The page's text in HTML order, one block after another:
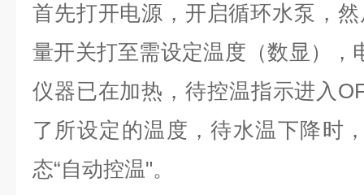
首先打开电源，开启循环水泵，
量开关打至需设定温度（数显），
仪器已在加热，待控温指示进入
了所设定的温度，待水温下降时
态“自动控温"。